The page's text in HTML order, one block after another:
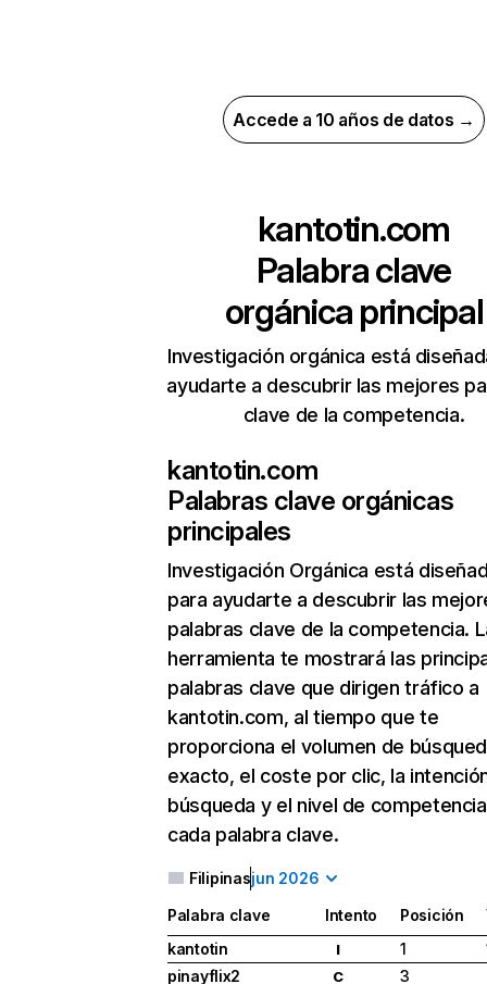
Accede a 10 años de datos →
kantotin.com
Palabra clave
orgánica principal
Investigación orgánica está
ayudarte a descubrir las mejores
clave de la competencia.
kantotin.com
Palabras clave orgánicas
principales
Investigación Orgánica está
para ayudarte a descubrir las
palabras clave de la competencia.
herramienta te mostrará las
palabras clave que dirigen tráfico a
kantotin.com, al tiempo que te
proporciona el volumen de
exacto, el coste por clic, la
búsqueda y el nivel de
cada palabra clave.
Filipinasjun 2026
Palabra clave Intento Posición
kantotin
I 1
pinayflix2
C 3